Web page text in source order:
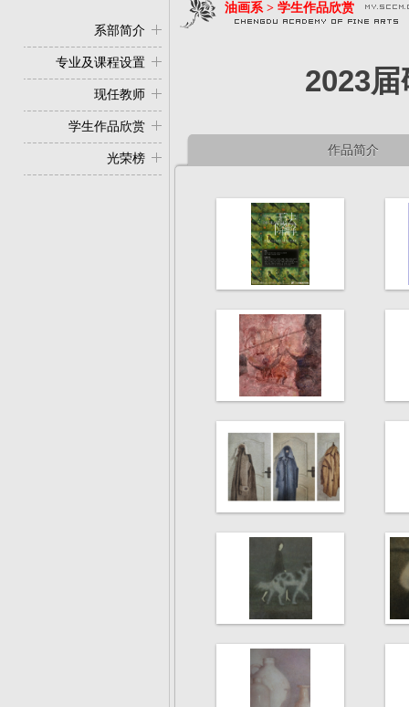
系部简介
专业及课程设置
现任教师
学生作品欣赏
光荣榜
油画系 > 学生作品欣赏
2023
作品简介